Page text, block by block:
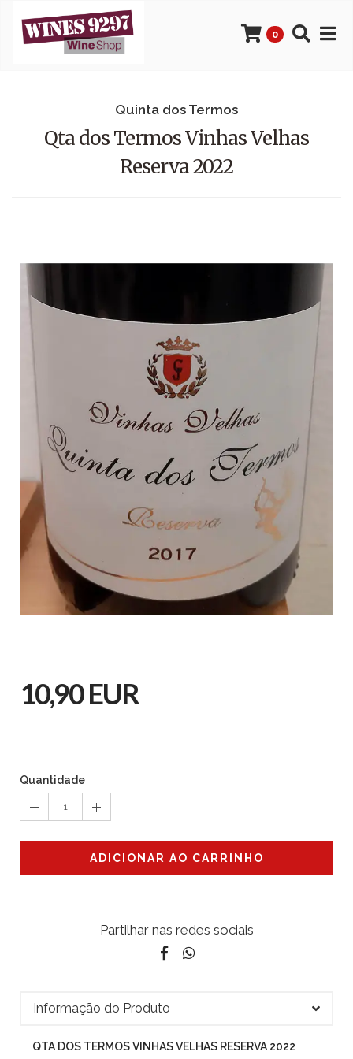
0
Quinta dos Termos
Qta dos Termos Vinhas Velhas
Reserva 2022
10,90 EUR
Quantidade
1
ADICIONAR AO CARRINHO
Partilhar nas redes sociais
Informação do Produto
QTA DOS TERMOS VINHAS VELHAS RESERVA 2022